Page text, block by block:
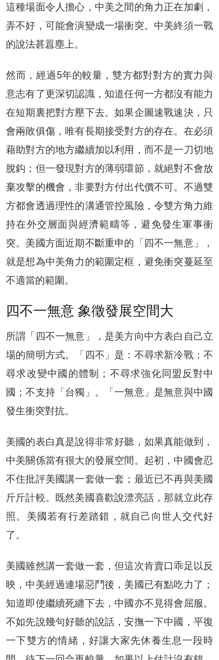
這種場面令人擔心，中美之間的角力正在加劇，
弄不好，可能會演變成一場衝突。中美終須一戰
的說法甚囂塵上。
然而，經過5年的較量，雙方都對對方的實力與
意志有了更深切認識，知道任何一方都沒有能力
在短期裏把對方壓下去。如果企圖速戰速決，只
會兩敗俱傷，唯有長期接受對方的存在。在必須
藉助對方的地方繼續加以利用，而不是一刀切地
脫鈎；但一發現對方的薄弱環節，就絕對不會放
棄攻擊的機會，非要對方付出代價不可。不過雙
方都會透過理性的溝通管控風險，令雙方角力維
持在外交層面與經濟範疇等，避免發生軍事衝
突。美國方面近期不斷重申的「四不一無意」，
就是想為中美角力的範圍定框，避免衝突蔓延至
不適當的範圍。
四不一無意 象徵發展空間大
所謂「四不一無意」，是美方向中方表白自己立
場的簡明方式。「四不」是：不尋求新冷戰；不
尋求改變中國的體制；不尋求強化同盟反對中
國；不支持「台獨」。「一無意」是無意與中國
發生衝突對抗。
美國的表白真是說得非常好聽，如果真能做到，
中美關係當有很大的發展空間。起初，中國會忍
不住批評美國講一套做一套；最近已不再與美國
斤斤計較。既然美國喜歡說漂亮話，那就立此存
照。美國若有行差踏錯，就自己向世人交代好
了。
美國雖然講一套做一套，但這次肯賣口乖足以反
映，中美經過連場惡鬥後，美國已有點吃力了；
知道即使繼續死纏下去，中國亦不見得會屈服。
不如先說幾句好聽的說話，安撫一下中國，平復
一下雙方的情緒，好讓大家先休養生息一段時